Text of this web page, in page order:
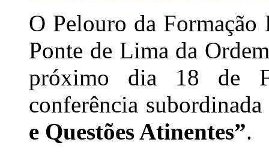
O Pelouro da Formação
Ponte de Lima da
próximo dia 18 de
conferência
e Questões Atinentes”.